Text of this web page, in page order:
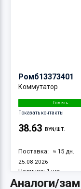
Ромб13373401
Коммутатор
Гомель
Показать контакты
38.63 BYN/ШТ.
Поставка: ≈ 15 дн.
25.08.2026
Наличие: 1 шт.
Аналоги/